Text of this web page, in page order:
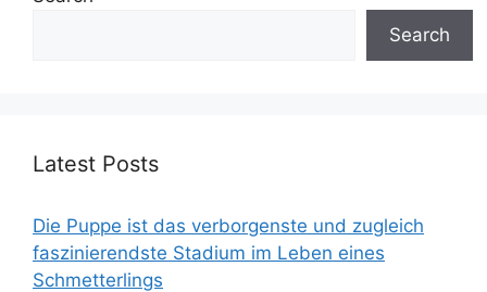
Search
Latest Posts
Die Puppe ist das verborgenste und zugleich
faszinierendste Stadium im Leben eines
Schmetterlings